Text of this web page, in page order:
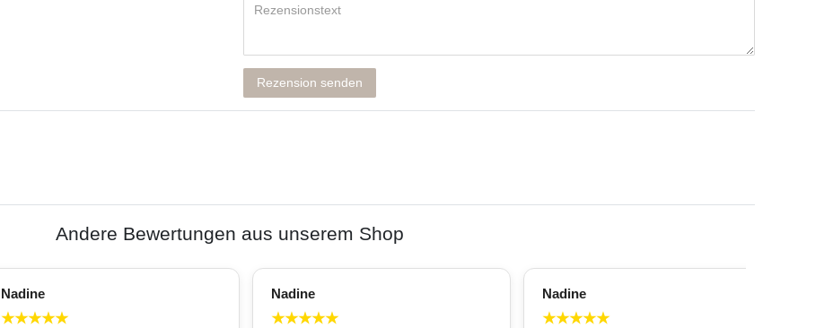
Rezension senden
Andere Bewertungen aus unserem Shop
Nadine
★★★★★
Nadine
★★★★★
Nadine
★★★★★